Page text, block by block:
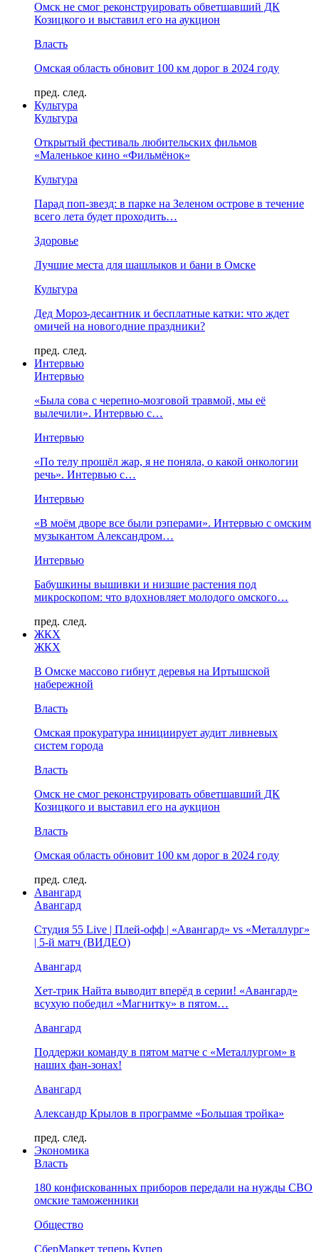
Омск не смог реконструировать обветшавший ДК
Козицкого и выставил его на аукцион
Власть
Омская область обновит 100 км дорог в 2024 году
пред. след.
Культура
Культура
Открытый фестиваль любительских фильмов
«Маленькое кино «Фильмёнок»
Культура
Парад поп-звезд: в парке на Зеленом острове в течение
всего лета будет проходить…
Здоровье
Лучшие места для шашлыков и бани в Омске
Культура
Дед Мороз-десантник и бесплатные катки: что ждет
омичей на новогодние праздники?
пред. след.
Интервью
Интервью
«Была сова с черепно-мозговой травмой, мы её
вылечили». Интервью с…
Интервью
«По телу прошёл жар, я не поняла, о какой онкологии
речь». Интервью с…
Интервью
«В моём дворе все были рэперами». Интервью с омским
музыкантом Александром…
Интервью
Бабушкины вышивки и низшие растения под
микроскопом: что вдохновляет молодого омского…
пред. след.
ЖКХ
ЖКХ
В Омске массово гибнут деревья на Иртышской
набережной
Власть
Омская прокуратура инициирует аудит ливневых
систем города
Власть
Омск не смог реконструировать обветшавший ДК
Козицкого и выставил его на аукцион
Власть
Омская область обновит 100 км дорог в 2024 году
пред. след.
Авангард
Авангард
Студия 55 Live | Плей-офф | «Авангард» vs «Металлург»
| 5-й матч (ВИДЕО)
Авангард
Хет-трик Найта выводит вперёд в серии! «Авангард»
всухую победил «Магнитку» в пятом…
Авангард
Поддержи команду в пятом матче с «Металлургом» в
наших фан-зонах!
Авангард
Александр Крылов в программе «Большая тройка»
пред. след.
Экономика
Власть
180 конфискованных приборов передали на нужды СВО
омские таможенники
Общество
СберМаркет теперь Купер